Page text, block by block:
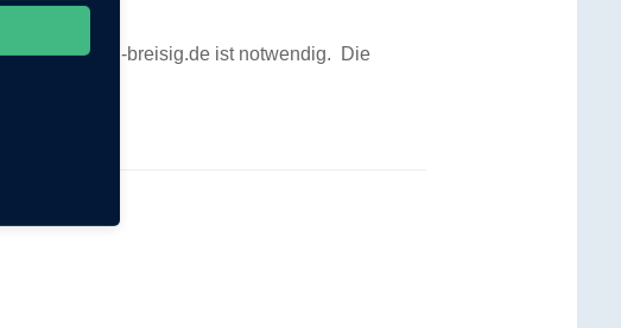
info@bad-breisig.de ist notwendig. Die